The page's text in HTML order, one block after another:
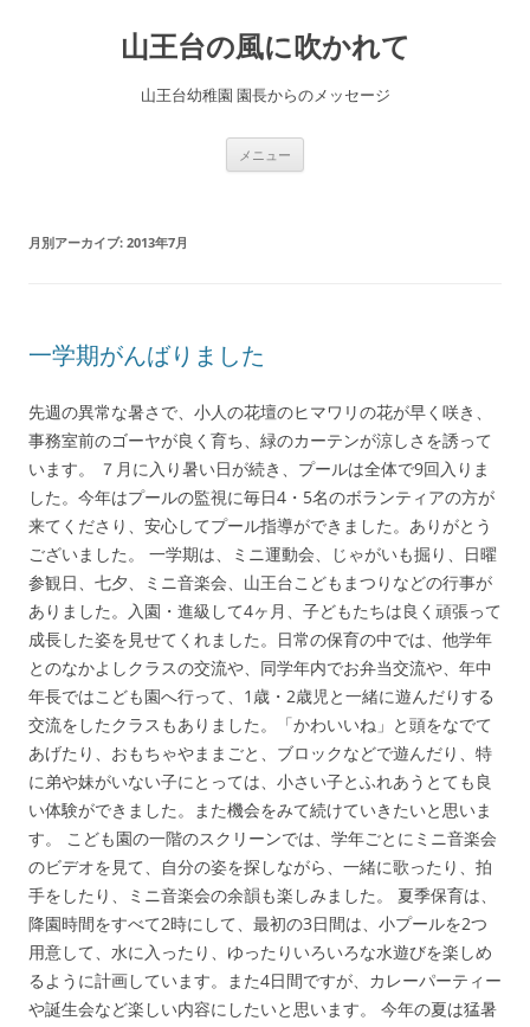
山王台の風に吹かれて
山王台幼稚園 園長からのメッセージ
メニュー
月別アーカイブ: 2013年7月
一学期がんばりました
先週の異常な暑さで、小人の花壇のヒマワリの花が早く咲き、
事務室前のゴーヤが良く育ち、緑のカーテンが涼しさを誘って
います。 ７月に入り暑い日が続き、プールは全体で9回入りま
した。今年はプールの監視に毎日4・5名のボランティアの方が
来てくださり、安心してプール指導ができました。ありがとう
ございました。 一学期は、ミニ運動会、じゃがいも掘り、日曜
参観日、七夕、ミニ音楽会、山王台こどもまつりなどの行事が
ありました。入園・進級して4ヶ月、子どもたちは良く頑張って
成長した姿を見せてくれました。日常の保育の中では、他学年
とのなかよしクラスの交流や、同学年内でお弁当交流や、年中
年長ではこども園へ行って、1歳・2歳児と一緒に遊んだりする
交流をしたクラスもありました。「かわいいね」と頭をなでて
あげたり、おもちゃやままごと、ブロックなどで遊んだり、特
に弟や妹がいない子にとっては、小さい子とふれあうとても良
い体験ができました。また機会をみて続けていきたいと思いま
す。 こども園の一階のスクリーンでは、学年ごとにミニ音楽会
のビデオを見て、自分の姿を探しながら、一緒に歌ったり、拍
手をしたり、ミニ音楽会の余韻も楽しみました。 夏季保育は、
降園時間をすべて2時にして、最初の3日間は、小プールを2つ
用意して、水に入ったり、ゆったりいろいろな水遊びを楽しめ
るように計画しています。また4日間ですが、カレーパーティー
や誕生会など楽しい内容にしたいと思います。 今年の夏は猛暑